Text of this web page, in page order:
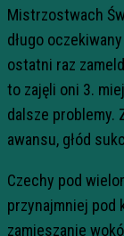
Mistrzostwach
długo
ostatni raz
to zajęli oni 3.
dalsze problemy.
awansu, głód
Czechy pod
przynajmniej pod
zamieszanie